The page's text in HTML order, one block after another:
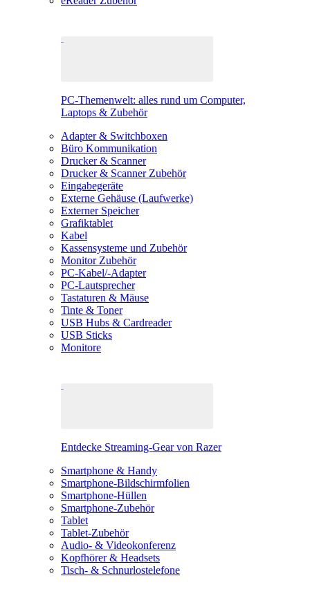
PC-Themenwelt: alles rund um Computer,
Laptops & Zubehör
Adapter & Switchboxen
Büro Kommunikation
Drucker & Scanner
Drucker & Scanner Zubehör
Eingabegeräte
Externe Gehäuse (Laufwerke)
Externer Speicher
Grafiktablet
Kabel
Kassensysteme und Zubehör
Monitor Zubehör
PC-Kabel/-Adapter
PC-Lautsprecher
Tastaturen & Mäuse
Tinte & Toner
USB Hubs & Cardreader
USB Sticks
Monitore
Entdecke Streaming-Gear von Razer
Smartphone & Handy
Smartphone-Bildschirmfolien
Smartphone-Hüllen
Smartphone-Zubehör
Tablet
Tablet-Zubehör
Audio- & Videokonferenz
Kopfhörer & Headsets
Tisch- & Schnurlostelefone